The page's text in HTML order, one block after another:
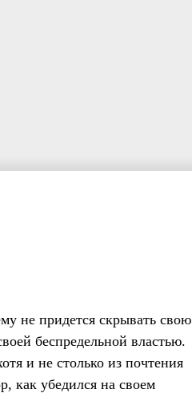
не придется скрывать свою
беспредельной властью.
и не столько из почтения
как убедился на своем